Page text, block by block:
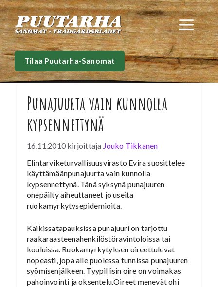
Siirry
sisältöön
Tilaa Puutarha-Sanomat
Punajuurta vain kunnolla
kypsennettynä
16.11.2010 kirjoittaja Jouko Tikkanen
Elintarviketurvallisuusvirasto Evira suosittelee
käyttämäänpunajuurta vain kunnolla
kypsennettynä. Tänä syksynä punajuuren
onepäilty aiheuttaneet jo useita
ruokamyrkytysepidemioita.
Kaikissatapauksissa punajuuri on tarjottu
raakaraasteenahenkilöstöravintoloissa tai
kouluissa. Ruokamyrkytyksen oireettulevat
nopeasti, jopa alle puolessa tunnissa punajuuren
syömisenjälkeen. Tyypillisin oire on voimakas
pahoinvointi ja oksentelu.Oireet menevät ohi